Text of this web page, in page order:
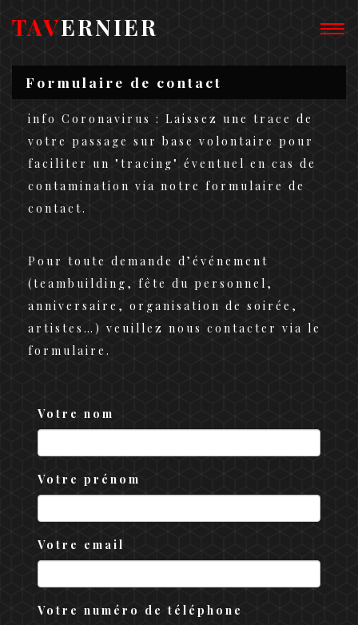
TAVERNIER
Formulaire de contact
info Coronavirus : Laissez une trace de
votre passage sur base volontaire pour
faciliter un "tracing" éventuel en cas de
contamination via notre formulaire de
contact.
Pour toute demande d’événement
(teambuilding, fête du personnel,
anniversaire, organisation de soirée,
artistes…) veuillez nous contacter via le
formulaire.
Votre nom
Votre prénom
Votre email
Votre numéro de téléphone